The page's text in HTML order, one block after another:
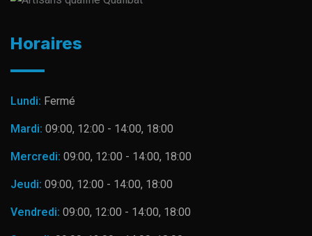
Horaires
Lundi: Fermé
Mardi: 09:00, 12:00 - 14:00, 18:00
Mercredi: 09:00, 12:00 - 14:00, 18:00
Jeudi: 09:00, 12:00 - 14:00, 18:00
Vendredi: 09:00, 12:00 - 14:00, 18:00